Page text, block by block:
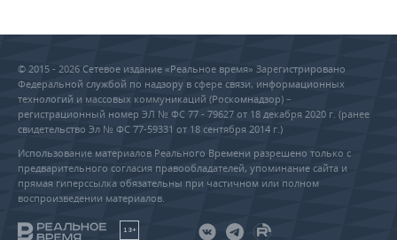
© 2015 - 2026 Сетевое издание «Реальное время» Зарегистрировано
Федеральной службой по надзору в сфере связи, информационных
технологий и массовых коммуникаций (Роскомнадзор) –
регистрационный номер ЭЛ № ФС 77 - 79627 от 18 декабря 2020 г. (ранее
свидетельство Эл № ФС 77-59331 от 18 сентября 2014 г.)
Использование материалов Реального Времени разрешено только с
предварительного согласия правообладателей, упоминание сайта и
прямая гиперссылка обязательны при частичном или полном
воспроизведении материалов.
18+